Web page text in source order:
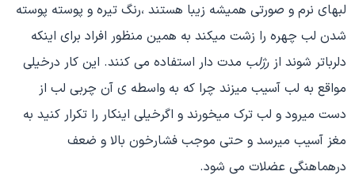
لبهای نرم و صورتی همیشه زیبا هستند ،رنگ تیره و پوسته پوسته
شدن لب چهره را زشت میکند به همین منظور افراد برای اینکه
دلرباتر شوند ازرژلب مدت دار استفاده می کنند. این کار درخیلی
مواقع به لب آسیب میزند چرا که به واسطه ی آن چربی لب از
دست میرود و لب ترک میخورند و اگرخیلی اینکار را تکرار کنید به
مغز آسیب میرسد و حتی موجب فشارخون بالا و ضعف
درهماهنگی عضلات می شود.